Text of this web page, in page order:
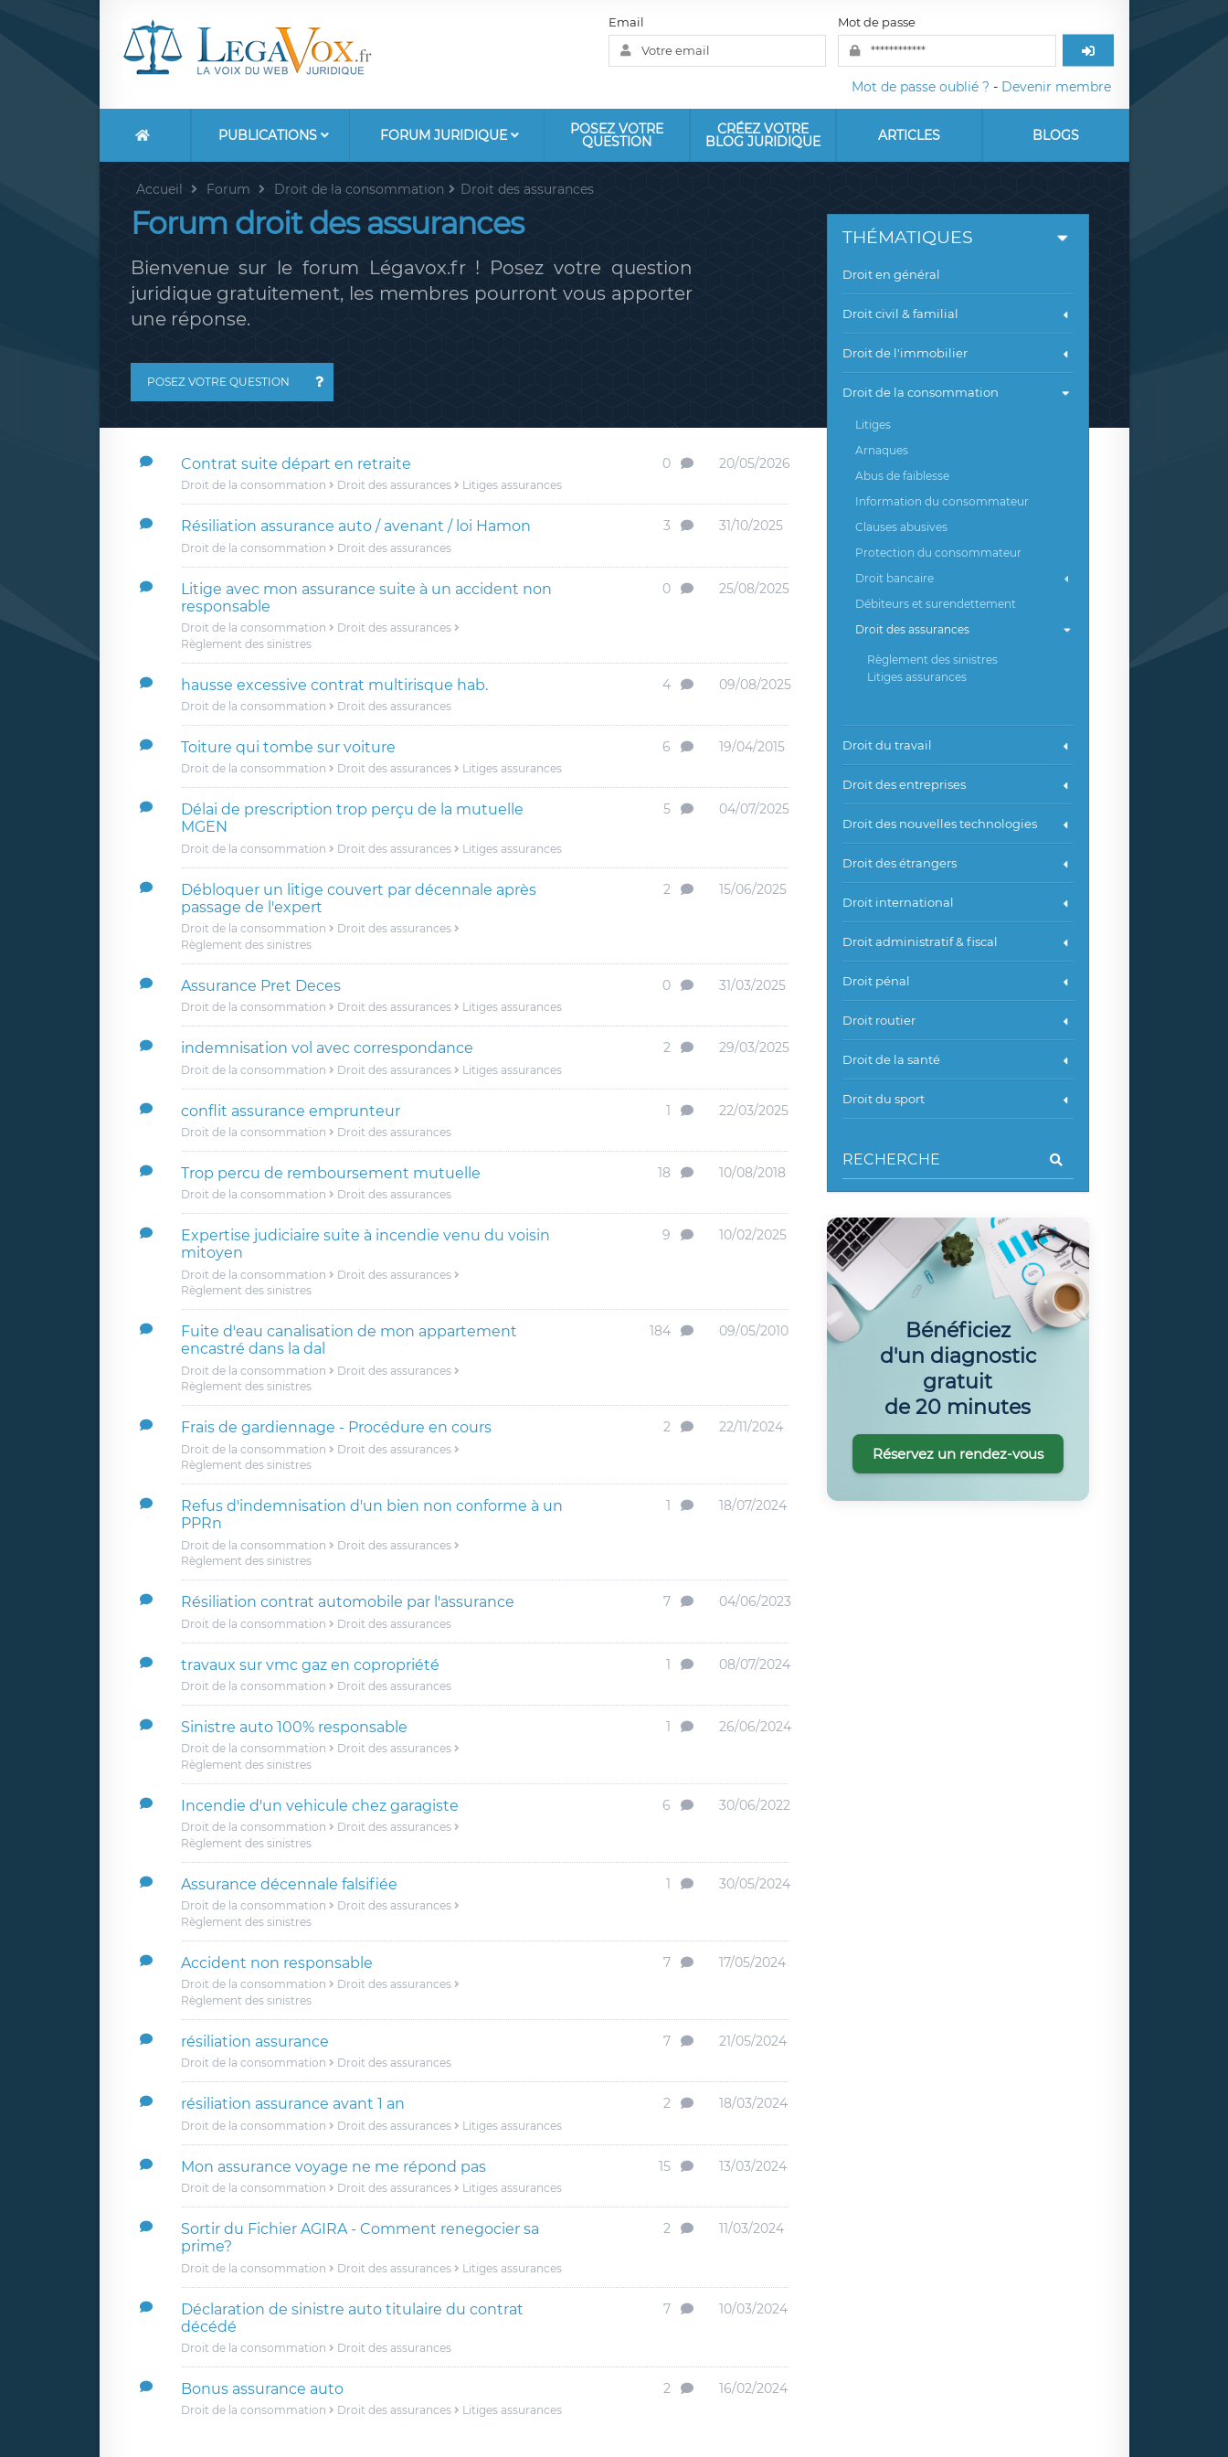
Email Mot de passe
Mot de passe oublié ? - Devenir membre
PUBLICATIONS FORUM JURIDIQUE POSEZ VOTRE
QUESTION
CRÉEZ VOTRE
BLOG JURIDIQUE ARTICLES BLOGS
Accueil Forum Droit de la consommation Droit des assurances
Forum droit des assurances
Bienvenue sur le forum Légavox.fr ! Posez votre question
juridique gratuitement, les membres pourront vous apporter
une réponse.
POSEZ VOTRE QUESTION
Contrat suite départ en retraite
Droit de la consommation Droit des assurances Litiges assurances
0 20/05/2026
Résiliation assurance auto / avenant / loi Hamon
Droit de la consommation Droit des assurances
3 31/10/2025
Litige avec mon assurance suite à un accident non
responsable
Droit de la consommation
Droit des assurances
Règlement des sinistres
0 25/08/2025
hausse excessive contrat multirisque hab.
Droit de la consommation Droit des assurances
4 09/08/2025
Toiture qui tombe sur voiture
Droit de la consommation Droit des assurances Litiges assurances
6 19/04/2015
Délai de prescription trop perçu de la mutuelle
MGEN
Droit de la consommation Droit des assurances Litiges assurances
5 04/07/2025
Débloquer un litige couvert par décennale après
passage de l'expert
Droit de la consommation
Droit des assurances
Règlement des sinistres
2 15/06/2025
Assurance Pret Deces
Droit de la consommation Droit des assurances Litiges assurances
0 31/03/2025
indemnisation vol avec correspondance
Droit de la consommation Droit des assurances Litiges assurances
2 29/03/2025
conflit assurance emprunteur
Droit de la consommation Droit des assurances
1 22/03/2025
Trop percu de remboursement mutuelle
Droit de la consommation Droit des assurances
18 10/08/2018
Expertise judiciaire suite à incendie venu du voisin
mitoyen
Droit de la consommation
Droit des assurances
Règlement des sinistres
9 10/02/2025
Fuite d'eau canalisation de mon appartement
encastré dans la dal
Droit de la consommation
Droit des assurances
Règlement des sinistres
184 09/05/2010
Frais de gardiennage - Procédure en cours
Droit de la consommation
Droit des assurances
Règlement des sinistres
2 22/11/2024
Refus d'indemnisation d'un bien non conforme à un
PPRn
Droit de la consommation
Droit des assurances
Règlement des sinistres
1 18/07/2024
Résiliation contrat automobile par l'assurance
Droit de la consommation Droit des assurances
7 04/06/2023
travaux sur vmc gaz en copropriété
Droit de la consommation Droit des assurances
1 08/07/2024
Sinistre auto 100% responsable
Droit de la consommation
Droit des assurances
Règlement des sinistres
1 26/06/2024
Incendie d'un vehicule chez garagiste
Droit de la consommation
Droit des assurances
Règlement des sinistres
6 30/06/2022
Assurance décennale falsifiée
Droit de la consommation
Droit des assurances
Règlement des sinistres
1 30/05/2024
Accident non responsable
Droit de la consommation
Droit des assurances
Règlement des sinistres
7 17/05/2024
résiliation assurance
Droit de la consommation Droit des assurances
7 21/05/2024
résiliation assurance avant 1 an
Droit de la consommation Droit des assurances Litiges assurances
2 18/03/2024
Mon assurance voyage ne me répond pas
Droit de la consommation Droit des assurances Litiges assurances
15 13/03/2024
Sortir du Fichier AGIRA - Comment renegocier sa
prime?
Droit de la consommation Droit des assurances Litiges assurances
2 11/03/2024
Déclaration de sinistre auto titulaire du contrat
décédé
Droit de la consommation Droit des assurances
7 10/03/2024
Bonus assurance auto
Droit de la consommation Droit des assurances Litiges assurances
2 16/02/2024
THÉMATIQUES
Droit en général
Droit civil & familial
Droit de l'immobilier
Droit de la consommation
Litiges
Arnaques
Abus de faiblesse
Information du consommateur
Clauses abusives
Protection du consommateur
Droit bancaire
Débiteurs et surendettement
Droit des assurances
Règlement des sinistres
Litiges assurances
Droit du travail
Droit des entreprises
Droit des nouvelles technologies
Droit des étrangers
Droit international
Droit administratif & fiscal
Droit pénal
Droit routier
Droit de la santé
Droit du sport
Bénéficiez
d'un diagnostic
gratuit
de 20 minutes
Réservez un rendez-vous